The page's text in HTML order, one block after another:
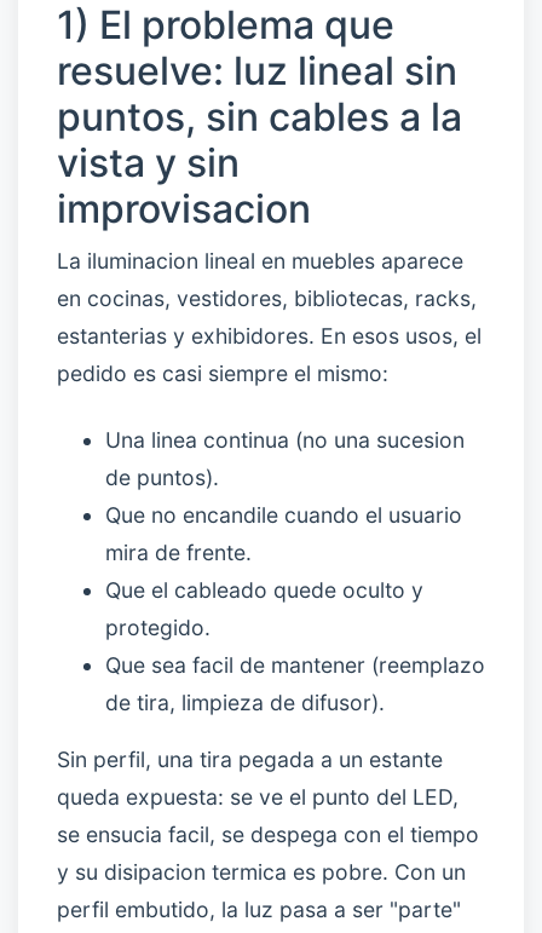
1) El problema que
resuelve: luz lineal sin
puntos, sin cables a la
vista y sin
improvisacion
La iluminacion lineal en muebles aparece
en cocinas, vestidores, bibliotecas, racks,
estanterias y exhibidores. En esos usos, el
pedido es casi siempre el mismo:
Una linea continua (no una sucesion
de puntos).
Que no encandile cuando el usuario
mira de frente.
Que el cableado quede oculto y
protegido.
Que sea facil de mantener (reemplazo
de tira, limpieza de difusor).
Sin perfil, una tira pegada a un estante
queda expuesta: se ve el punto del LED,
se ensucia facil, se despega con el tiempo
y su disipacion termica es pobre. Con un
perfil embutido, la luz pasa a ser "parte"